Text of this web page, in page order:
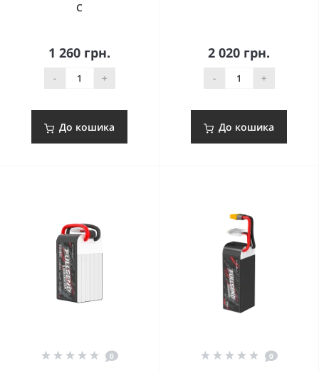
C
1 260 грн.
- +
До кошика
2 020 грн.
- +
До кошика
0 0